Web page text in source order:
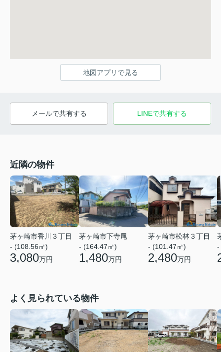
地図アプリで見る
メールで共有する LINEで共有する
近隣の物件
茅ヶ崎市香川３丁目
- (108.56㎡)
3,080万円
茅ヶ崎市下寺尾
- (164.47㎡)
1,480万円
茅ヶ崎市松林３丁目
- (101.47㎡)
2,480万円
-
よく見られている物件